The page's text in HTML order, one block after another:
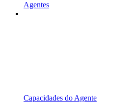
Agentes
Capacidades do Agente